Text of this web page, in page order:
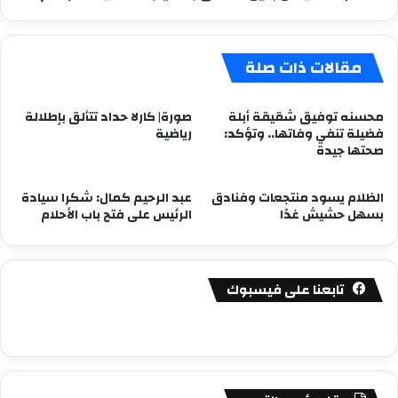
مقالات ذات صلة
محسنه توفيق شقيقة أبلة
فضيلة تنفي وفاتها.. وتؤكد:
صحتها جيدة
صورة| كارلا حداد تتألق بإطلالة
رياضية
الظلام يسود منتجعات وفنادق
بسهل حشيش غدًا
عبد الرحيم كمال: شكرا سيادة
الرئيس على فتح باب الأحلام
تابعنا على فيسبوك